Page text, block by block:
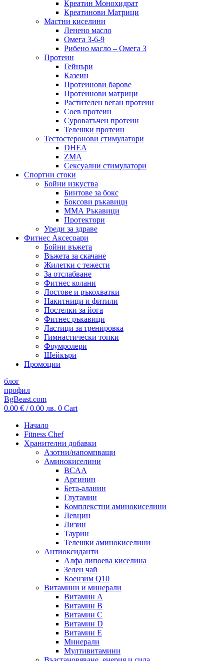
Креатин Монохидрат
Креатинови Матрици
Мастни киселини
Ленено масло
Омега 3-6-9
Рибено масло – Омега 3
Протеин
Гейнъри
Казеин
Протеинови барове
Протеинови матрици
Растителен веган протеин
Соев протеин
Суроватъчен протеин
Телешки протеин
Тестостеронови стимулатори
DHEA
ZMA
Сексуални стимулатори
Спортни стоки
Бойни изкуства
Бинтове за бокс
Боксови ръкавици
ММА Ръкавици
Протектори
Уреди за здраве
Фитнес Аксесоари
Бойни въжета
Въжета за скачане
Жилетки с тежести
За отслабване
Фитнес колани
Лостове и ръкохватки
Накитници и фитили
Постелки за йога
Фитнес ръкавици
Ластици за тренировка
Гимнастически топки
Фоумролери
Шейкъри
Промоции
блог
профил
BgBeast.com
0.00 € / 0.00 лв. 0 Cart
Начало
Fitness Chef
Хранителни добавки
Азотни/напомпващи
Аминокиселини
BCAA
Аргинин
Бета-аланин
Глутамин
Комплекстни аминокиселини
Левцин
Лизин
Таурин
Телешки аминокиселини
Антиоксиданти
Алфа липоева киселина
Зелен чай
Коензим Q10
Витамини и минерали
Витамин А
Витамин B
Витамин C
Витамин D
Витамин E
Минерали
Мултивитамини